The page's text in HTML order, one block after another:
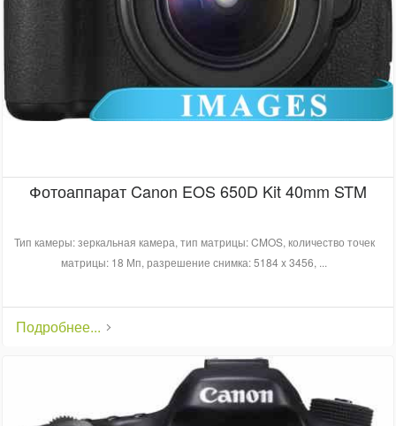
Фотоаппарат Canon EOS 650D Kit 40mm STM
Тип камеры: зеркальная камера, тип матрицы: CMOS, количество точек
матрицы: 18 Мп, разрешение снимка: 5184 x 3456, ...
Подробнее...